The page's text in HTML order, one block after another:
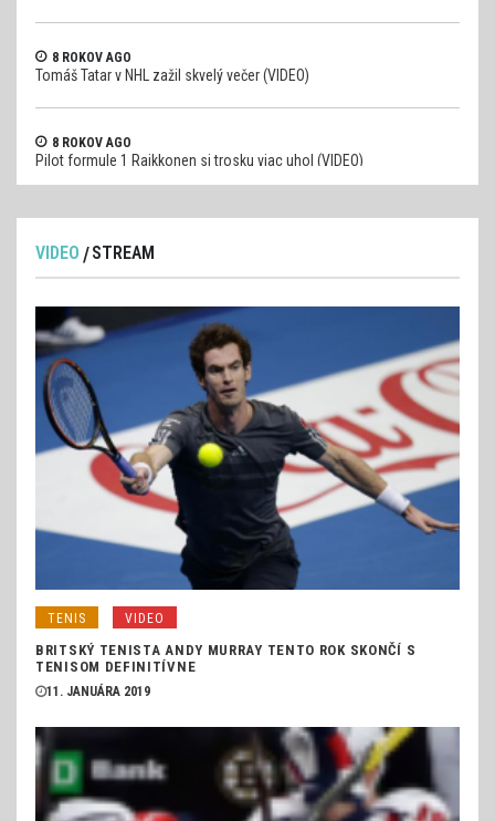
8 ROKOV AGO
Tomáš Tatar v NHL zažil skvelý večer (VIDEO)
8 ROKOV AGO
Pilot formule 1 Raikkonen si trosku viac uhol (VIDEO)
VIDEO STREAM
TENIS VIDEO
BRITSKÝ TENISTA ANDY MURRAY TENTO ROK SKONČÍ S
TENISOM DEFINITÍVNE
11. JANUÁRA 2019